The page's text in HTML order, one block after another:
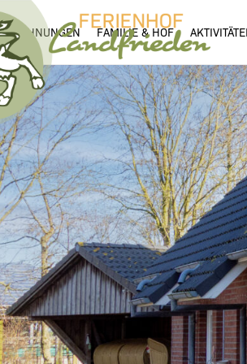
FAMILIE & HOF